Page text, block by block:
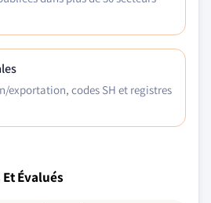
exportation, codes SH et registres
Évalués